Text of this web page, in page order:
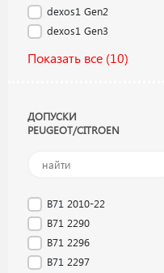
dexos1 Gen2
dexos1 Gen3
Показать все (10)
ДОПУСКИ
PEUGEOT/CITROEN
B71 2010-22
B71 2290
B71 2296
B71 2297